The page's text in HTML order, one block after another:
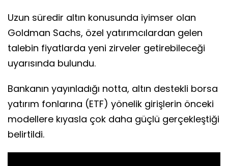
Uzun süredir altın konusunda iyimser olan
Goldman Sachs, özel yatırımcılardan gelen
talebin fiyatlarda yeni zirveler getirebileceği
uyarısında bulundu.
Bankanın yayınladığı notta, altın destekli borsa
yatırım fonlarına (ETF) yönelik girişlerin önceki
modellere kıyasla çok daha güçlü gerçekleştiği
belirtildi.